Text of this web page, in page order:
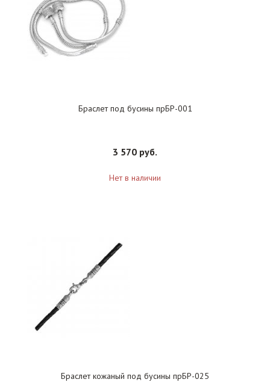
Браслет под бусины прБР-001
3 570 руб.
Нет в наличии
Браслет кожаный под бусины прБР-025